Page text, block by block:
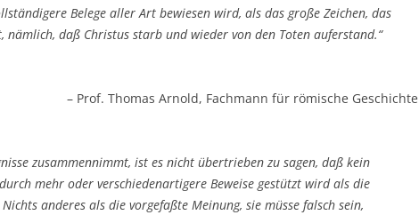
Belege aller Art bewiesen wird, als das große Zeichen, das
nämlich, daß Christus starb und wieder von den Toten auferstand.“
– Prof. Thomas Arnold, Fachmann für römische Geschichte
zusammennimmt, ist es nicht übertrieben zu sagen, daß kein
mehr oder verschiedenartigere Beweise gestützt wird als die
anderes als die vorgefaßte Meinung, sie müsse falsch sein,